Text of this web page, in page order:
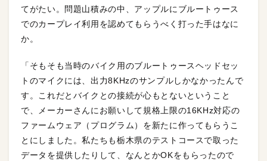
てがたい。問題山積みの中、アップルにブルートゥース
でのカープレイ利用を認めてもらうべく打った手はなに
か。
「そもそも当時のバイク用のブルートゥースヘッドセッ
トのマイクには、出力8KHzのサンプルしかなかったんで
す。これだとバイクとの接続が心もとないということ
で、メーカーさんにお願いして規格上限の16KHz対応の
ファームウェア（プログラム）を新たに作ってもらうこ
とにしました。私たちも栃木県のテストコースで取った
データを提供したりして、なんとかOKをもらったので